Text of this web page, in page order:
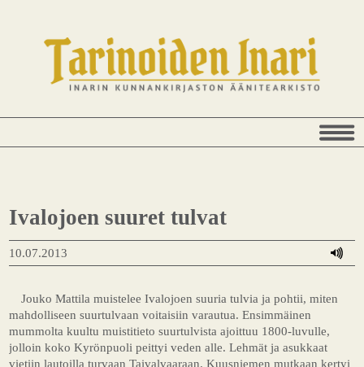
Ivalojoen suuret tulvat
10.07.2013
Jouko Mattila muistelee Ivalojoen suuria tulvia ja pohtii, miten
mahdolliseen suurtulvaan voitaisiin varautua. Ensimmäinen
mummolta kuultu muistitieto suurtulvista ajoittuu 1800-luvulle,
jolloin koko Kyrönpuoli peittyi veden alle. Lehmät ja asukkaat
vietiin lautoilla turvaan Taivalvaaraan. Kuusniemen mutkaan kertyi